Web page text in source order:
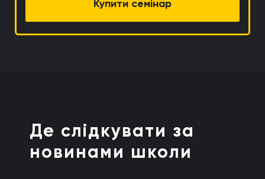
Купити семінар
Де слідкувати за
новинами школи